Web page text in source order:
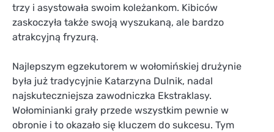
trzy i asystowała swoim koleżankom. Kibiców
zaskoczyła także swoją wyszukaną, ale bardzo
atrakcyjną fryzurą.
Najlepszym egzekutorem w wołomińskiej drużynie
była już tradycyjnie Katarzyna Dulnik, nadal
najskuteczniejsza zawodniczka Ekstraklasy.
Wołominianki grały przede wszystkim pewnie w
obronie i to okazało się kluczem do sukcesu. Tym